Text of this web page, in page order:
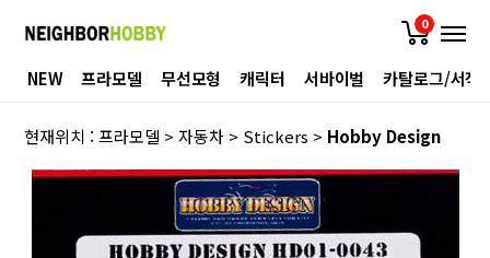
0
NEW 프라모델 무선모형 캐릭터 서바이벌 카탈로그/서적
현재위치 :프라모델 >자동차 > Stickers > Hobby Design